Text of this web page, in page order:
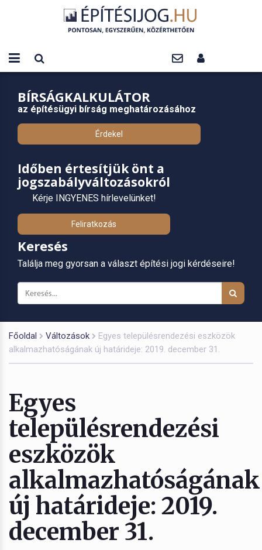
BÍRSÁGKALKULÁTOR
az építésügyi bírság meghatározásához
Érdekel
Időben értesítjük önt a
jogszabályváltozásokról
Kérje INGYENES hírlevelünket!
Feliratkozás
Keresés
Találja meg gyorsan a választ építési jogi kérdéseire!
Főoldal Változások
Egyes településrendezési eszközök
alkalmazhatóságának új határideje: 2019. december 31.
Egyes
településrendezési
eszközök
alkalmazhatóságának
új határideje: 2019.
december 31.